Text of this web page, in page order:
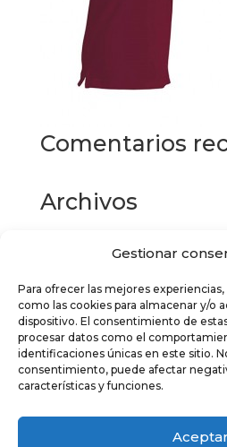
Gestionar
Para ofrecer las mejores
como las cookies para almacenar y/o
dispositivo. El consentimiento de
procesar datos como el
identificaciones únicas en este sitio.
consentimiento, puede afectar
características y funciones.
Aceptar
Comentarios
Archivos
Categorías
No hay categorías
Meta
Acceder
Feed de entradas
Feed de comentarios